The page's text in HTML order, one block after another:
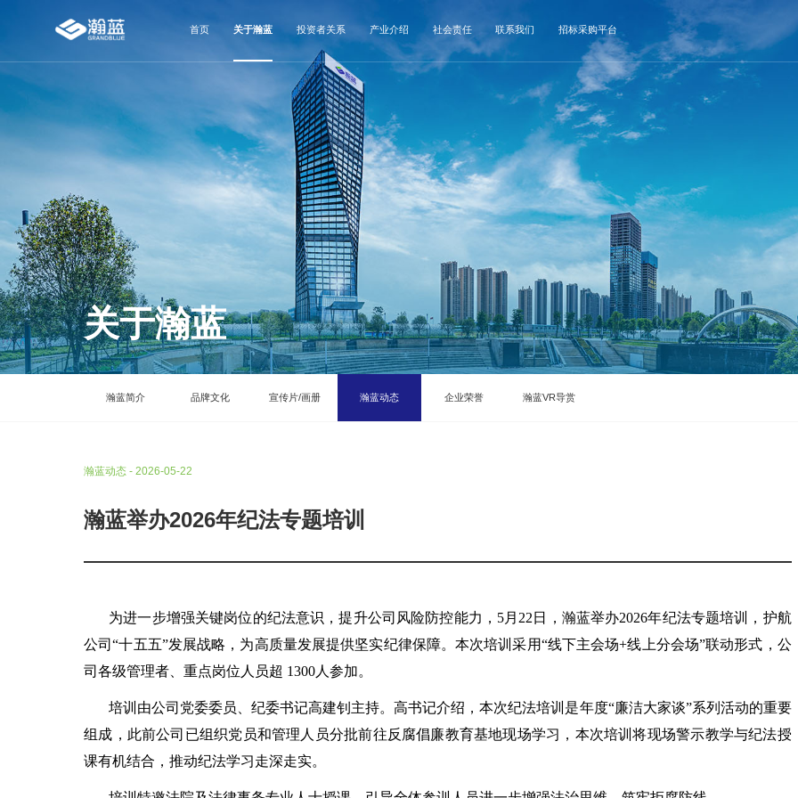
首页 关于瀚蓝 投资者关系 产业介绍 社会责任 联系我们 招标采购平台
关于瀚蓝
瀚蓝简介 品牌文化 宣传片/画册 瀚蓝动态 企业荣誉 瀚蓝VR导赏
瀚蓝动态 - 2026-05-22
瀚蓝举办2026年纪法专题培训
为进一步增强关键岗位的纪法意识，提升公司风险防控能力， 5月22日，瀚蓝举办2026年纪法专题培训，护航
公司“十五五”发展战略，为高质量发展提供坚实纪律保障。本次培训采用“线下主会场+线上分会场”联动形式，公
司各级管理者、重点岗位人员超 1300人参加。
培训由公司党委委员、纪委书记高建钊主持。高书记介绍，本次纪法培训是年度“廉洁大家谈”系列活动的重要
组成，此前公司已组织党员和管理人员分批前往反腐倡廉教育基地现场学习，本次培训将现场警示教学与纪法授
课有机结合，推动纪法学习走深走实。